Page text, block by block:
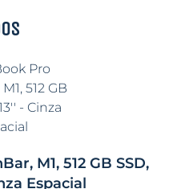
M1, 512 GB SSD,
Espacial